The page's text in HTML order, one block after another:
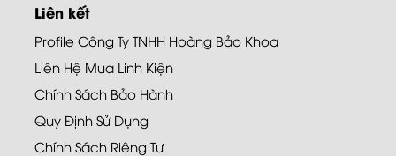
Liên kết
Profile Công Ty TNHH Hoàng Bảo Khoa
Liên Hệ Mua Linh Kiện
Chính Sách Bảo Hành
Quy Định Sử Dụng
Chính Sách Riêng Tư